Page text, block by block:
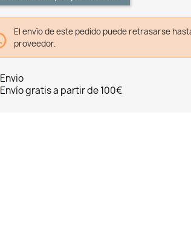
El envío de este pedido puede retrasarse
proveedor.
Envio
Envío gratis a partir de 100€